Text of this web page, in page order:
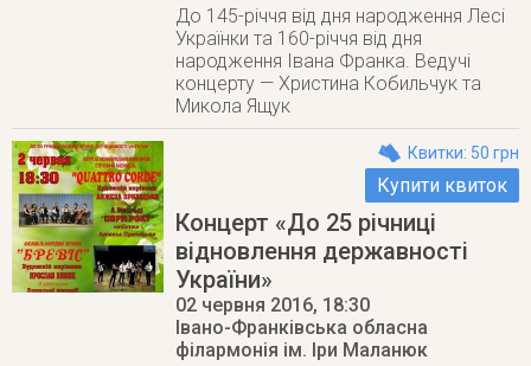
До 145-річчя від дня народження Лесі
Українки та 160-річчя від дня
народження Івана Франка. Ведучі
концерту — Христина Кобильчук та
Микола Ящук
Квитки: 50 грн
Купити квиток
Концерт «До 25 річниці
відновлення державності
України»
02 червня 2016, 18:30
Івано-Франківська обласна
філармонія ім. Іри Маланюк